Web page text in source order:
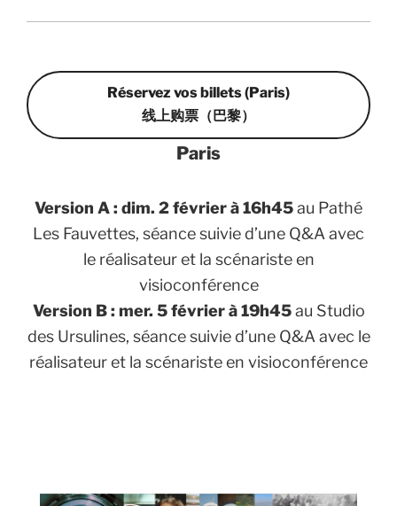
Réservez vos billets (Paris)
线上购票（巴黎）
Paris
Version A : dim. 2 février à 16h45au Pathé
Les Fauvettes, séance suivie d’une Q&A avec
le réalisateur et la scénariste en
visioconférence
Version B : mer. 5 février à 19h45au Studio
des Ursulines, séance suivie d’une Q&A avec le
réalisateur et la scénariste en visioconférence